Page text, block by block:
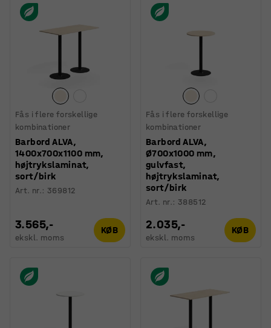
Fås i flere forskellige
kombinationer
Barbord ALVA,
1400x700x1100 mm,
højtrykslaminat,
sort/birk
Art. nr.: 369812
3.565,-
ekskl. moms
KØB
Fås i flere forskellige
kombinationer
Barbord ALVA,
Ø700x1000 mm,
gulvfast,
højtrykslaminat,
sort/birk
Art. nr.: 388512
2.035,-
ekskl. moms
KØB